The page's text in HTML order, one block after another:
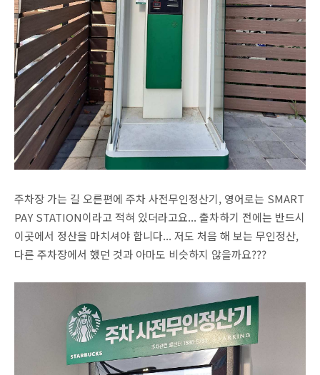
주차장 가는 길 오른편에 주차 사전무인정산기, 영어로는 SMART
PAY STATION이라고 적혀 있더라고요... 출차하기 전에는 반드시
이곳에서 정산을 마치셔야 합니다... 저도 처음 해 보는 무인정산,
다른 주차장에서 했던 것과 아마도 비슷하지 않을까요???